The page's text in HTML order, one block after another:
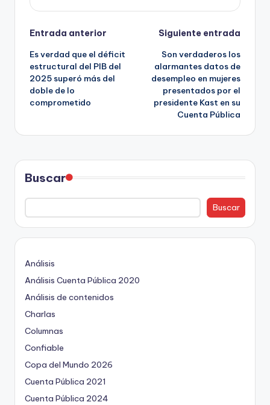
Navegación
de
entradas
Entrada anterior
Es verdad que el déficit
estructural del PIB del
2025 superó más del
doble de lo
comprometido
Siguiente entrada
Son verdaderos los
alarmantes datos de
desempleo en mujeres
presentados por el
presidente Kast en su
Cuenta Pública
Buscar
Buscar
Análisis
Análisis Cuenta Pública 2020
Análisis de contenidos
Charlas
Columnas
Confiable
Copa del Mundo 2026
Cuenta Pública 2021
Cuenta Pública 2024